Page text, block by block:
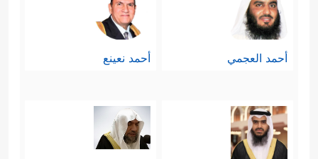
أحمد العجمي أحمد نعينع